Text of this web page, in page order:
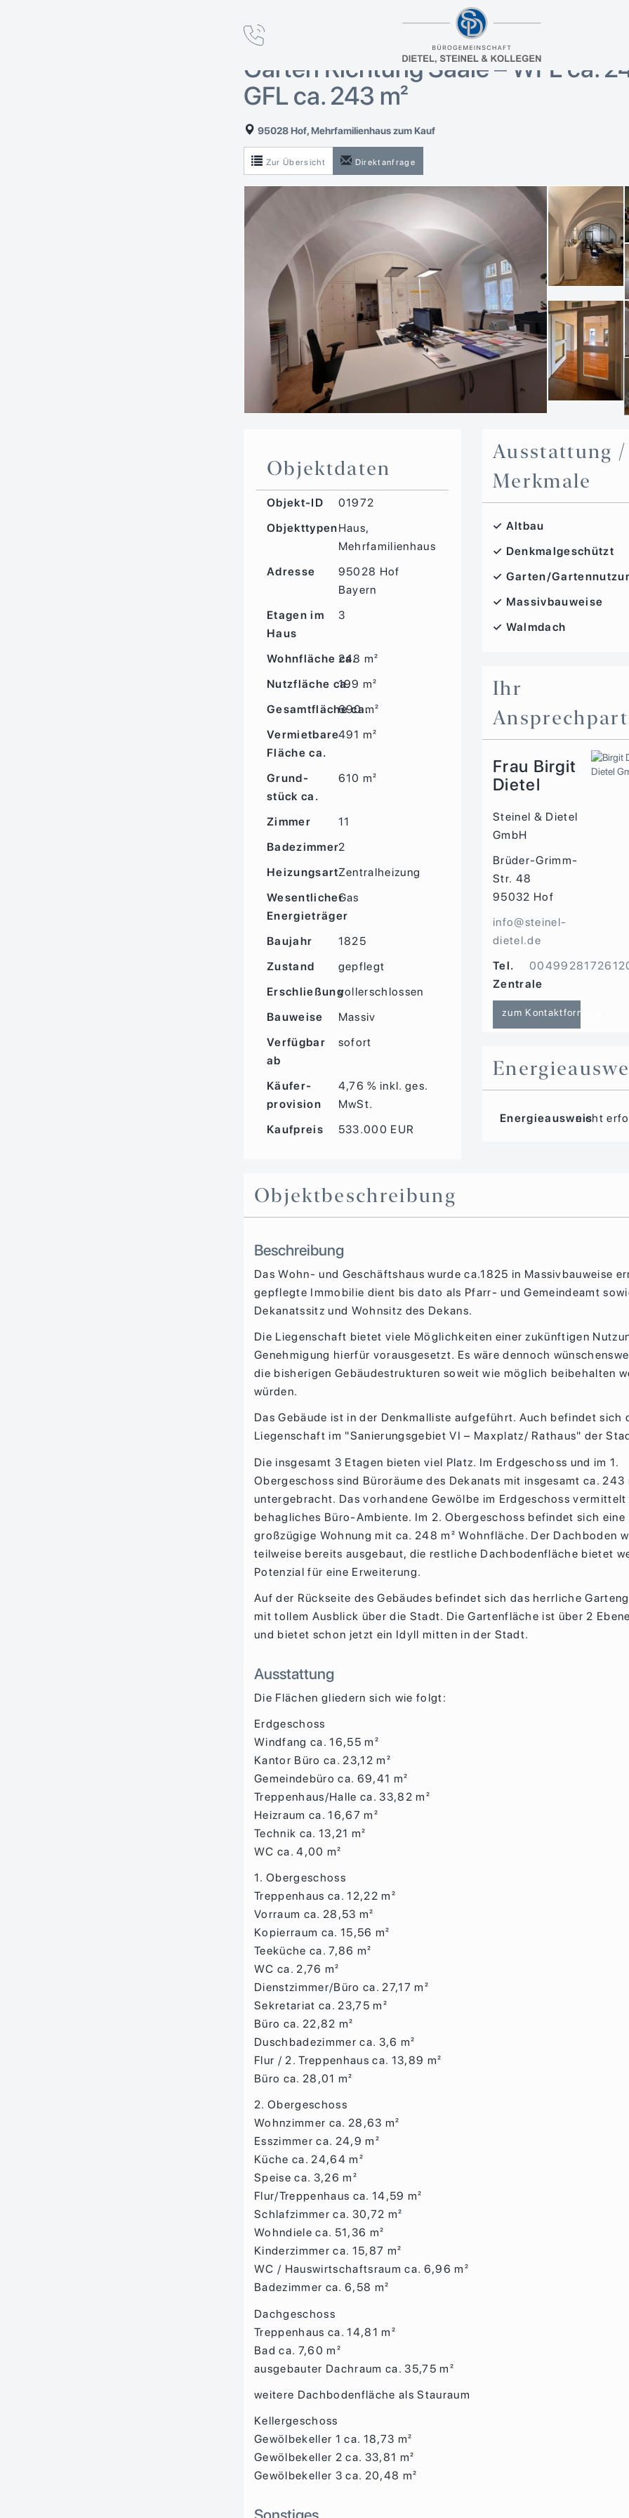
Wohn- & Geschäftshaus im
Sanierungsgebiet –
Garten Richtung Saale – WFL ca.
GFL ca. 243 m²
95028 Hof, Mehrfamilienhaus zum Kauf
Zur Übersicht Direktanfrage
Ausstattung /
Merkmale
✓ Altbau
✓ Denkmalgeschützt
✓ Garten/
✓ Massivbauweise
✓ Walmdach
Ihr
Frau Birgit
Dietel
Steinel & Dietel
GmbH
Brüder-Grimm-
Str. 48
95032 Hof
info@steinel-
dietel.de
Tel.
Zentrale
zum Kontaktformular
Energieausweis
nicht
Objektdaten
Objekt-ID
01972
ObjekttypenHaus,
Mehrfamilienhaus
Adresse
95028 Hof
Bayern
Etagen im
Haus
3
Wohnfläche ca.248 m²
Nutzfläche ca.199 m²
Gesamtfläche ca.
690 m²
Vermietbare
Fläche ca.
491 m²
Grund­
stück ca.
610 m²
Zimmer
11
Badezimmer2
HeizungsartZentralheizung
Wesentlicher
Energieträger
Gas
Baujahr
1825
Zustand
gepflegt
Erschließungvollerschlossen
Bauweise
Massiv
Verfügbar
ab
sofort
Käufer­
provision
4,76 % inkl. ges.
MwSt.
Kaufpreis
533.000 EUR
Objekt­beschreibung
Beschreibung
Das Wohn- und Geschäftshaus wurde ca.1825 in Massivbauweise
gepflegte Immobilie dient bis dato als Pfarr- und Gemeindeamt
Dekanatssitz und Wohnsitz des Dekans.
Die Liegenschaft bietet viele Möglichkeiten einer zukünftigen
Genehmigung hierfür vorausgesetzt. Es wäre dennoch
die bisherigen Gebäudestrukturen soweit wie möglich beibehalten
würden.
Das Gebäude ist in der Denkmalliste aufgeführt. Auch befindet sich
Liegenschaft im "Sanierungsgebiet VI – Maxplatz/ Rathaus" der
Die insgesamt 3 Etagen bieten viel Platz. Im Erdgeschoss und im 1.
Obergeschoss sind Büroräume des Dekanats mit insgesamt ca. 243
untergebracht. Das vorhandene Gewölbe im Erdgeschoss vermittelt
behagliches Büro-Ambiente. Im 2. Obergeschoss befindet sich eine
großzügige Wohnung mit ca. 248 m² Wohnfläche. Der Dachboden
teilweise bereits ausgebaut, die restliche Dachbodenfläche bietet
Potenzial für eine Erweiterung.
Auf der Rückseite des Gebäudes befindet sich das herrliche
mit tollem Ausblick über die Stadt. Die Gartenfläche ist über 2
und bietet schon jetzt ein Idyll mitten in der Stadt.
Ausstattung
Die Flächen gliedern sich wie folgt:
Erdgeschoss
Windfang ca. 16,55 m²
Kantor Büro ca. 23,12 m²
Gemeindebüro ca. 69,41 m²
Treppenhaus/Halle ca. 33,82 m²
Heizraum ca. 16,67 m²
Technik ca. 13,21 m²
WC ca. 4,00 m²
1. Obergeschoss
Treppenhaus ca. 12,22 m²
Vorraum ca. 28,53 m²
Kopierraum ca. 15,56 m²
Teeküche ca. 7,86 m²
WC ca. 2,76 m²
Dienstzimmer/Büro ca. 27,17 m²
Sekretariat ca. 23,75 m²
Büro ca. 22,82 m²
Duschbadezimmer ca. 3,6 m²
Flur / 2. Treppenhaus ca. 13,89 m²
Büro ca. 28,01 m²
2. Obergeschoss
Wohnzimmer ca. 28,63 m²
Esszimmer ca. 24,9 m²
Küche ca. 24,64 m²
Speise ca. 3,26 m²
Flur/Treppenhaus ca. 14,59 m²
Schlafzimmer ca. 30,72 m²
Wohndiele ca. 51,36 m²
Kinderzimmer ca. 15,87 m²
WC / Hauswirtschaftsraum ca. 6,96 m²
Badezimmer ca. 6,58 m²
Dachgeschoss
Treppenhaus ca. 14,81 m²
Bad ca. 7,60 m²
ausgebauter Dachraum ca. 35,75 m²
weitere Dachbodenfläche als Stauraum
Kellergeschoss
Gewölbekeller 1 ca. 18,73 m²
Gewölbekeller 2 ca. 33,81 m²
Gewölbekeller 3 ca. 20,48 m²